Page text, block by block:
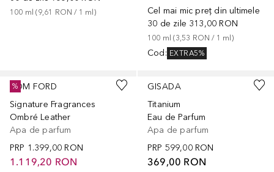
100 ml (9,61 RON / 1 ml )
Cel mai mic preț din ultimele
30 de zile 313,00 RON
100 ml (3,53 RON / 1 ml )
Cod : EXTRA5%
TOM FORD
Signature Fragrances
Ombré Leather
Apa de parfum
PRP 1.399,00 RON
1.119,20 RON
%
GISADA
Titanium
Eau de Parfum
Apa de parfum
PRP 599,00 RON
369,00 RON